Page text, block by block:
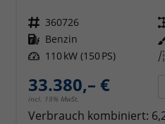
Fahrzeugnr. 360726
Kraftstoff Benzin
Leistung 110 kW (150 PS)
33.380,– €
incl. 19% MwSt.
Verbrauch kombiniert: